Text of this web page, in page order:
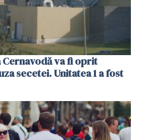
va fi oprit
secetei. Unitatea 1 a fost